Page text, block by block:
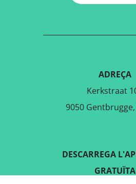
ADREÇA
Kerkstraat
9050
DESCARREGA
GRATUÏTA